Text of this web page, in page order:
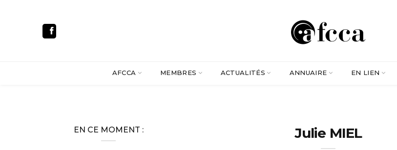
AFCCA MEMBRES ACTUALITÉS ANNUAIRE EN LIEN
Julie MIEL
EN CE MOMENT :